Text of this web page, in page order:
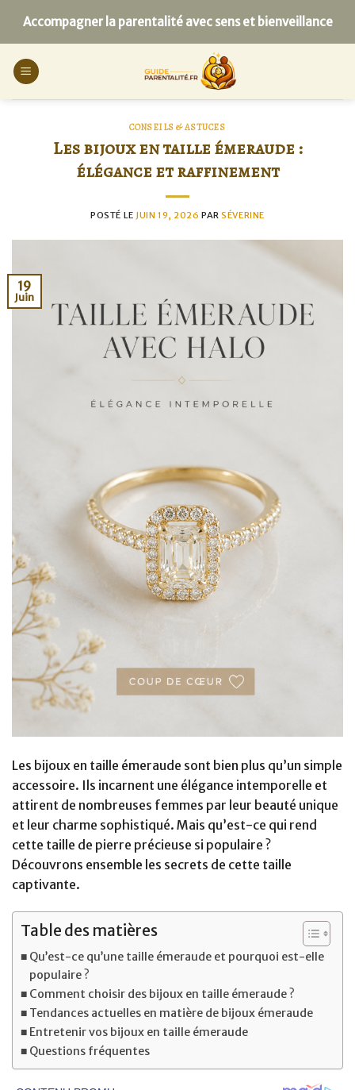
content
Accompagner la parentalité avec sens et bienveillance
CONSEILS & ASTUCES
Les bijoux en taille émeraude :
élégance et raffinement
POSTÉ LE JUIN 19, 2026 PARSÉVERINE
19
Juin
Les bijoux en taille émeraude sont bien plus qu’un simple
accessoire. Ils incarnent une élégance intemporelle et
attirent de nombreuses femmes par leur beauté unique
et leur charme sophistiqué. Mais qu’est-ce qui rend
cette taille de pierre précieuse si populaire ?
Découvrons ensemble les secrets de cette taille
captivante.
Table des matières
Qu’est-ce qu’une taille émeraude et pourquoi est-elle
populaire ?
Comment choisir des bijoux en taille émeraude ?
Tendances actuelles en matière de bijoux émeraude
Entretenir vos bijoux en taille émeraude
Questions fréquentes